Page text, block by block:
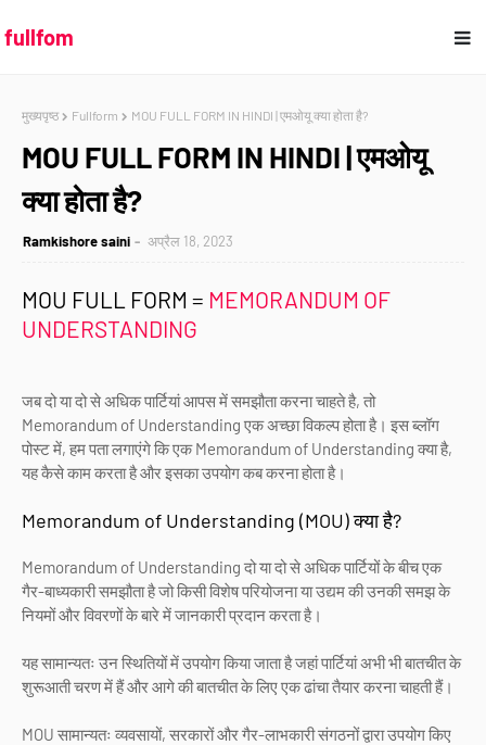
fullfom
मुख्यपृष्ठ Fullform MOU FULL FORM IN HINDI | एमओयू क्या होता है?
MOU FULL FORM IN HINDI | एमओयू
क्या होता है?
Ramkishore saini अप्रैल 18, 2023
MOU FULL FORM = MEMORANDUM OF
UNDERSTANDING
जब दो या दो से अधिक पार्टियां आपस में समझौता करना चाहते है, तो
Memorandum of Understanding एक अच्छा विकल्प होता है। इस ब्लॉग
पोस्ट में, हम पता लगाएंगे कि एक Memorandum of Understanding क्या है,
यह कैसे काम करता है और इसका उपयोग कब करना होता है।
Memorandum of Understanding (MOU) क्या है?
Memorandum of Understanding दो या दो से अधिक पार्टियों के बीच एक
गैर-बाध्यकारी समझौता है जो किसी विशेष परियोजना या उद्यम की उनकी समझ के
नियमों और विवरणों के बारे में जानकारी प्रदान करता है।
यह सामान्यतः उन स्थितियों में उपयोग किया जाता है जहां पार्टियां अभी भी बातचीत के
शुरूआती चरण में हैं और आगे की बातचीत के लिए एक ढांचा तैयार करना चाहती हैं।
MOU सामान्यतः व्यवसायों, सरकारों और गैर-लाभकारी संगठनों द्वारा उपयोग किए